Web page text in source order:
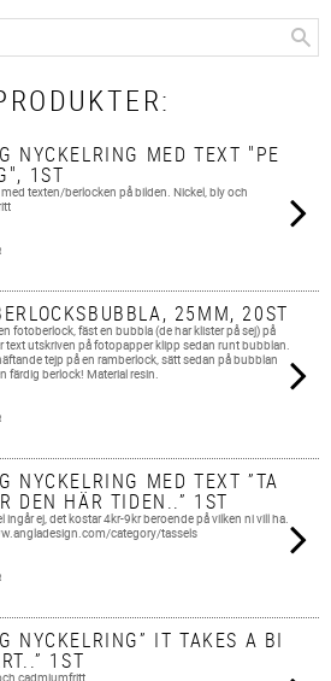
NYCKELRING MED TEXT "PE
1ST
texten/berlocken på bilden. Nickel, bly och
25MM, 20ST
fotoberlock, fäst en bubbla (de har klister på sej) på
text utskriven på fotopapper klipp sedan runt bubblan.
tejp på en ramberlock, sätt sedan på bubblan
färdig berlock! Material resin.
NYCKELRING MED TEXT ”TA
DEN HÄR TIDEN..” 1ST
ingår ej, det kostar 4kr-9kr beroende på vilken ni vill ha.
category/tassels
NYCKELRING” IT TAKES A BI
1ST